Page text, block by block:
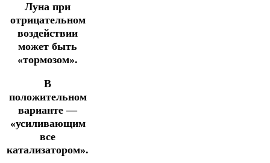
Луна при
отрицательном
воздействии
может быть
«тормозом».
В
положительном
варианте —
«усиливающим
все
катализатором».